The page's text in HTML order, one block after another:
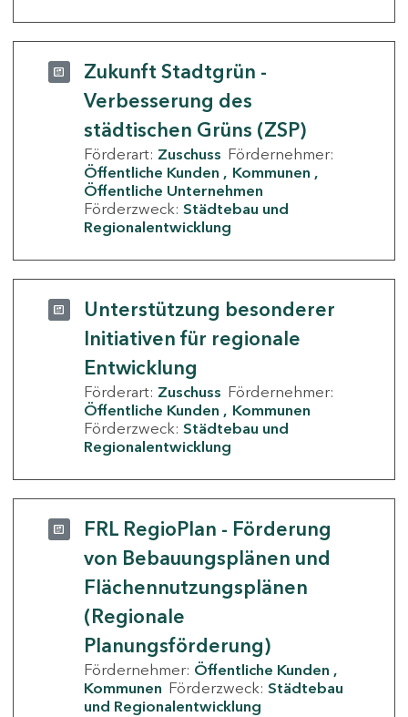
Zukunft Stadtgrün -
Verbesserung des
städtischen Grüns (ZSP)
Förderart: Zuschuss Fördernehmer:
Öffentliche Kunden
Kommunen
Öffentliche Unternehmen
Förderzweck: Städtebau und
Regionalentwicklung
Unterstützung besonderer
Initiativen für regionale
Entwicklung
Förderart: Zuschuss Fördernehmer:
Öffentliche Kunden
Kommunen
Förderzweck: Städtebau und
Regionalentwicklung
FRL RegioPlan - Förderung
von Bebauungsplänen und
Flächennutzungsplänen
(Regionale
Planungsförderung)
Fördernehmer: Öffentliche Kunden
Kommunen Förderzweck: Städtebau
und Regionalentwicklung